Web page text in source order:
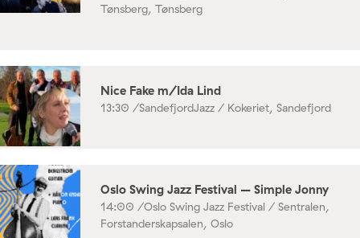
Tønsberg, Tønsberg
Nice Fake m/Ida Lind
13:30 /SandefjordJazz / Kokeriet, Sandefjord
Oslo Swing Jazz Festival – Simple Jonny
14:00 /Oslo Swing Jazz Festival / Sentralen,
Forstanderskapsalen, Oslo